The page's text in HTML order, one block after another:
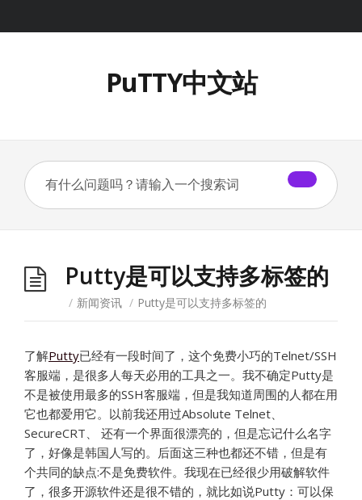
PuTTY中文站
Putty是可以支持多标签的
/ 新闻资讯 / Putty是可以支持多标签的
了解Putty已经有一段时间了，这个免费小巧的Telnet/SSH
客服端，是很多人每天必用的工具之一。我不确定Putty是
不是被使用最多的SSH客服端，但是我知道周围的人都在用
它也都爱用它。以前我还用过Absolute Telnet、
SecureCRT、 还有一个界面很漂亮的，但是忘记什么名字
了，好像是韩国人写的。后面这三种也都还不错，但是有
个共同的缺点:不是免费软件。我现在已经很少用破解软件
了，很多开源软件还是很不错的，就比如说Putty：可以保